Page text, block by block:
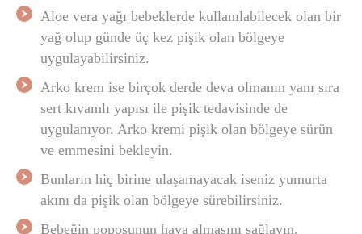
Aloe vera yağı bebeklerde kullanılabilecek olan bir
yağ olup günde üç kez pişik olan bölgeye
uygulayabilirsiniz.
Arko krem ise birçok derde deva olmanın yanı sıra
sert kıvamlı yapısı ile pişik tedavisinde de
uygulanıyor. Arko kremi pişik olan bölgeye sürün
ve emmesini bekleyin.
Bunların hiç birine ulaşamayacak iseniz yumurta
akını da pişik olan bölgeye sürebilirsiniz.
Bebeğin poposunun hava almasını sağlayın.